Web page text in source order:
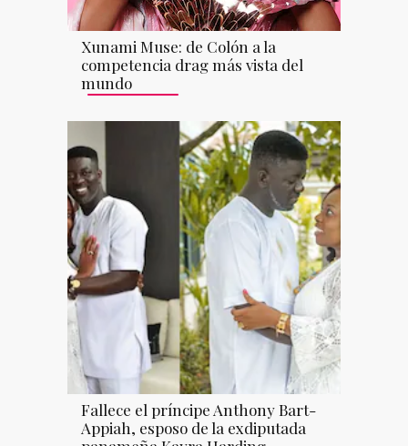
Xunami Muse: de Colón a la
competencia drag más vista del
mundo
Fallece el príncipe Anthony Bart-
Appiah, esposo de la exdiputada